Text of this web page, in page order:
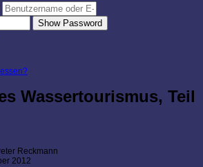
Show Password
Wassertourismus, Teil
Reckmann
2012